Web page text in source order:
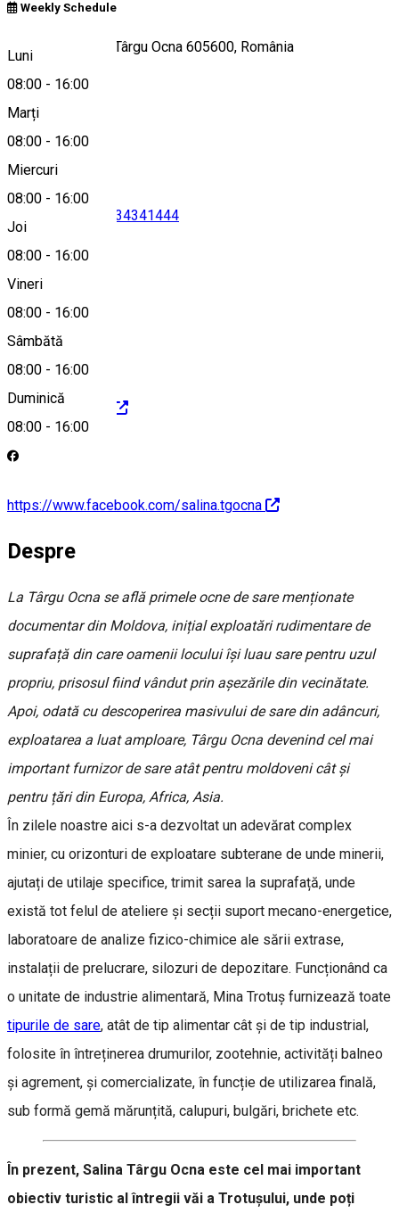
Weekly Schedule
Luni
08:00 - 16:00
Marți
08:00 - 16:00
Miercuri
08:00 - 16:00
Joi
08:00 - 16:00
Vineri
08:00 - 16:00
Sâmbătă
08:00 - 16:00
Duminică
08:00 - 16:00
Str: Salinei nr 12, Târgu Ocna 605600, România
Hartă
0234341444
salina@salina.ro
https://salina.ro/
https://www.facebook.com/salina.tgocna
Despre
La Târgu Ocna se află primele ocne de sare menționate
documentar din Moldova, inițial exploatări rudimentare de
suprafață din care oamenii locului își luau sare pentru uzul
propriu, prisosul fiind vândut prin așezările din vecinătate.
Apoi, odată cu descoperirea masivului de sare din adâncuri,
exploatarea a luat amploare, Târgu Ocna devenind cel mai
important furnizor de sare atât pentru moldoveni cât și
pentru țări din Europa, Africa, Asia.
În zilele noastre aici s-a dezvoltat un adevărat complex
minier, cu orizonturi de exploatare subterane de unde minerii,
ajutați de utilaje specifice, trimit sarea la suprafață, unde
există tot felul de ateliere și secții suport mecano-energetice,
laboratoare de analize fizico-chimice ale sării extrase,
instalații de prelucrare, silozuri de depozitare. Funcționând ca
o unitate de industrie alimentară, Mina Trotuș furnizează toate
tipurile de sare, atât de tip alimentar cât și de tip industrial,
folosite în întreținerea drumurilor, zootehnie, activități balneo
și agrement, și comercializate, în funcție de utilizarea finală,
sub formă gemă mărunțită, calupuri, bulgări, brichete etc.
În prezent, Salina Târgu Ocna este cel mai important
obiectiv turistic al întregii văi a Trotușului, unde poți